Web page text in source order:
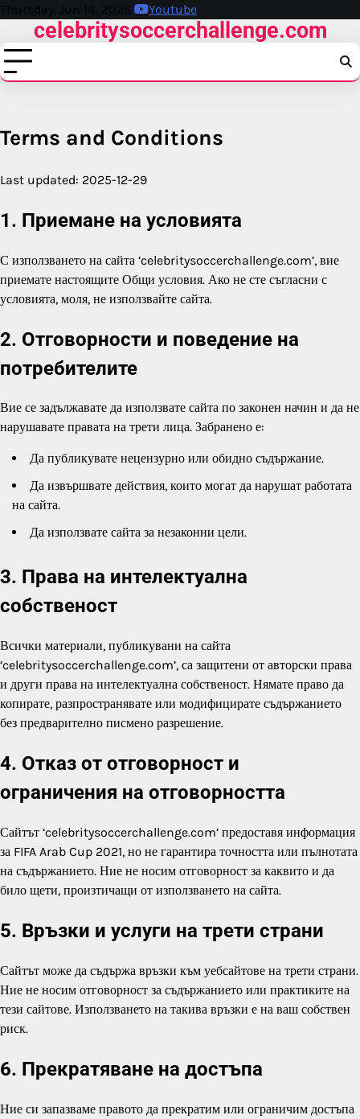
Skip
content
Thursday, Jun 18, 2026 Youtube
celebritysoccerchallenge.com
Terms and Conditions
Last updated: 2025-12-29
1. Приемане на условията
С използването на сайта ‘celebritysoccerchallenge.com’, вие
приемате настоящите Общи условия. Ако не сте съгласни с
условията, моля, не използвайте сайта.
2. Отговорности и поведение на
потребителите
Вие се задължавате да използвате сайта по законен начин и да не
нарушавате правата на трети лица. Забранено е:
Да публикувате нецензурно или обидно съдържание.
Да извършвате действия, които могат да нарушат работата
на сайта.
Да използвате сайта за незаконни цели.
3. Права на интелектуална
собственост
Всички материали, публикувани на сайта
‘celebritysoccerchallenge.com’, са защитени от авторски права
и други права на интелектуална собственост. Нямате право да
копирате, разпространявате или модифицирате съдържанието
без предварително писмено разрешение.
4. Отказ от отговорност и
ограничения на отговорността
Сайтът ‘celebritysoccerchallenge.com’ предоставя информация
за FIFA Arab Cup 2021, но не гарантира точността или пълнотата
на съдържанието. Ние не носим отговорност за каквито и да
било щети, произтичащи от използването на сайта.
5. Връзки и услуги на трети страни
Сайтът може да съдържа връзки към уебсайтове на трети страни.
Ние не носим отговорност за съдържанието или практиките на
тези сайтове. Използването на такива връзки е на ваш собствен
риск.
6. Прекратяване на достъпа
Ние си запазваме правото да прекратим или ограничим достъпа